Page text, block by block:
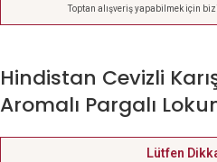
Toptan alışveriş yapabilmek için
Hindistan Cevizli
Aromalı Pargalı
Lütfen